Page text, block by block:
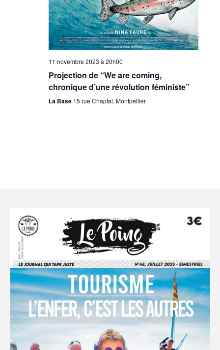
11 novembre 2023 à 20h00
Projection de “We are coming,
chronique d’une révolution féministe”
La Base 15 rue Chaptal, Montpellier